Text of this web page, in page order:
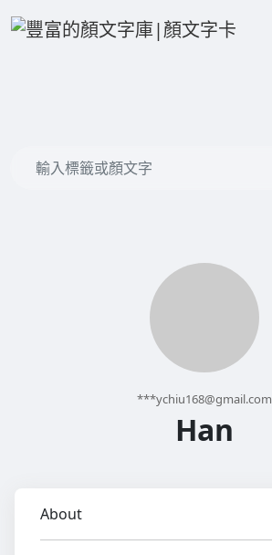
***ychiu168@gmail.com
Han
About